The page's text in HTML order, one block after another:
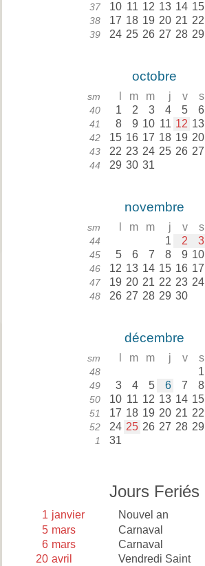
37 10 11 12 13 14 15
38 17 18 19 20 21 22
39 24 25 26 27 28 29
octobre
sm m m j v s
40 1 2 3 4 5 6
41 8 9 10 11 12 13
42 15 16 17 18 19 20
43 22 23 24 25 26 27
44 29 30 31
novembre
sm m m j v s
44 1 2 3
45 5 6 7 8 9 10
46 12 13 14 15 16 17
47 19 20 21 22 23 24
48 26 27 28 29 30
décembre
sm m m j v s
48 1
49 3 4 5 6 7 8
50 10 11 12 13 14 15
51 17 18 19 20 21 22
52 24 25 26 27 28 29
1 31
Jours Feriés
1 janvier
Nouvel an
5 mars
Carnaval
6 mars
Carnaval
20 avril
Vendredi Saint